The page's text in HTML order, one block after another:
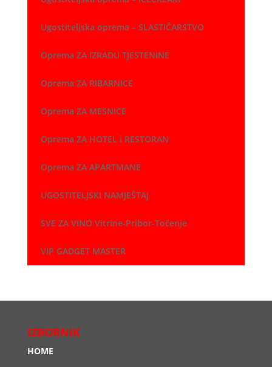
Ugostiteljska oprema – SLASTIČARSTVO
Oprema ZA IZRADU TJESTENINE
Oprema ZA RIBARNICE
Oprema ZA MESNICE
Oprema ZA HOTEL i RESTORAN
Oprema ZA APARTMANE
UGOSTITELJSKI NAMJEŠTAJ
SVE ZA VINO Vitrine-Pribor-Točenje
VIP GADGET MASTER
IZBORNIK
HOME